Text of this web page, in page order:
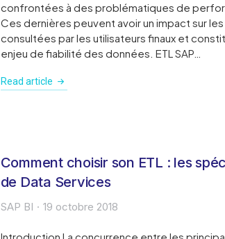
confrontées à des problématiques de
Ces dernières peuvent avoir un impact sur
consultées par les utilisateurs finaux et
enjeu de fiabilité des données. ETL SAP…
Read article
Comment choisir son ETL : les
de Data Services
SAP BI 19 octobre 2018